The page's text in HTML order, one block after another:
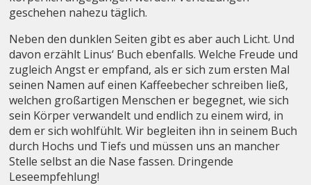
geschehen nahezu täglich.
Neben den dunklen Seiten gibt es aber auch Licht. Und
davon erzählt Linus‘ Buch ebenfalls. Welche Freude und
zugleich Angst er empfand, als er sich zum ersten Mal
seinen Namen auf einen Kaffeebecher schreiben ließ,
welchen großartigen Menschen er begegnet, wie sich
sein Körper verwandelt und endlich zu einem wird, in
dem er sich wohlfühlt. Wir begleiten ihn in seinem Buch
durch Hochs und Tiefs und müssen uns an mancher
Stelle selbst an die Nase fassen. Dringende
Leseempfehlung!